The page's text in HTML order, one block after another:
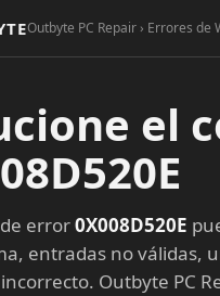
Outbyte PC Repair › Errores
el
error0X008D520E
entradas no válidas,
Outbyte PC